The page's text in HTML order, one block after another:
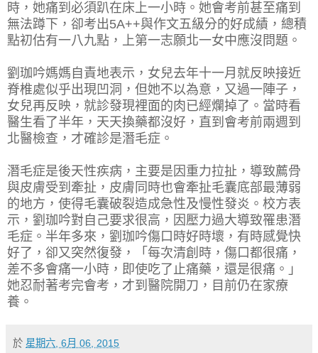
時，她痛到必須趴在床上一小時。她會考前甚至痛到
無法蹲下，卻考出5A++與作文五級分的好成績，總積
點初估有一八九點，上第一志願北一女中應沒問題。
劉珈吟媽媽自責地表示，女兒去年十一月就反映接近
脊椎處似乎出現凹洞，但她不以為意，又過一陣子，
女兒再反映，就診發現裡面的肉已經爛掉了。當時看
醫生看了半年，天天換藥都沒好，直到會考前兩週到
北醫檢查，才確診是潛毛症。
潛毛症是後天性疾病，主要是因重力拉扯，導致薦骨
與皮膚受到牽扯，皮膚同時也會牽扯毛囊底部最薄弱
的地方，使得毛囊破裂造成急性及慢性發炎。校方表
示，劉珈吟對自己要求很高，因壓力過大導致罹患潛
毛症。半年多來，劉珈吟傷口時好時壞，有時感覺快
好了，卻又突然復發，「每次清創時，傷口都很痛，
差不多會痛一小時，即使吃了止痛藥，還是很痛。」
她忍耐著考完會考，才到醫院開刀，目前仍在家療
養。
於 星期六, 6月 06, 2015